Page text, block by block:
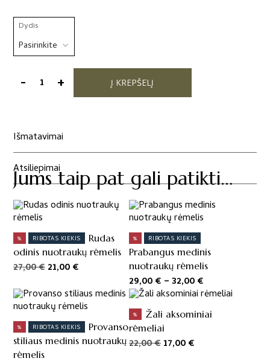
Dydis
-produkto
spalvos
rėmelis
+ Į KREPŠELĮ
Išmatavimai
Atsiliepimai
Jums taip pat gali patikti…
% RIBOTAS KIEKIS
Rudas
odinis nuotraukų rėmelis
27,00€Original
was:
27,00 €.
21,00€
is:
21,00 €.
% RIBOTAS KIEKIS
Prabangus medinis
nuotraukų rėmelis
29,00€ –32,00€
range:
through
This
product
has
multiple
variants.
The
options
may
be
chosen
on
the
% RIBOTAS KIEKIS
Provanso
stiliaus medinis nuotraukų
rėmelis
%
Žali aksominiai
rėmeliai
22,00€Original
17,00€